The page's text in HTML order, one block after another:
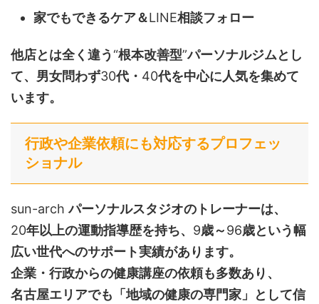
家でもできるケア＆LINE相談フォロー
他店とは全く違う“根本改善型”パーソナルジムとし
て、男女問わず30代・ 40代を中心に人気を集めて
います。
行政や企業依頼にも対応するプロフェッ
ショナル
sun-archパーソナルスタジオのトレーナーは、
20年以上の運動指導歴を持ち、 9歳～96歳という幅
広い世代へのサポート実績があります。
企業・行政からの健康講座の依頼も多数あり、
名古屋エリアでも「地域の健康の専門家」として信